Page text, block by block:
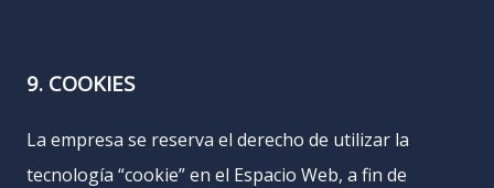
9. COOKIES
La empresa se reserva el derecho de utilizar la
tecnología “cookie” en el Espacio Web, a fin de